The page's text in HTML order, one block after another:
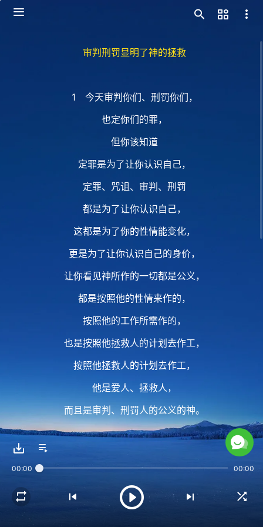
审判刑罚显明了神的拯救
1 今天审判你们、刑罚你们，
也定你们的罪，
但你该知道
定罪是为了让你认识自己，
定罪、咒诅、审判、刑罚
都是为了让你认识自己，
这都是为了你的性情能变化，
更是为了让你认识自己的身价，
让你看见神所作的一切都是公义，
都是按照他的性情来作的，
按照他的工作所需作的，
也是按照他拯救人的计划去作工，
按照他拯救人的计划去作工，
他是爱人、拯救人，
而且是审判、刑罚人的公义的神。
却不知道
00:00 00:00